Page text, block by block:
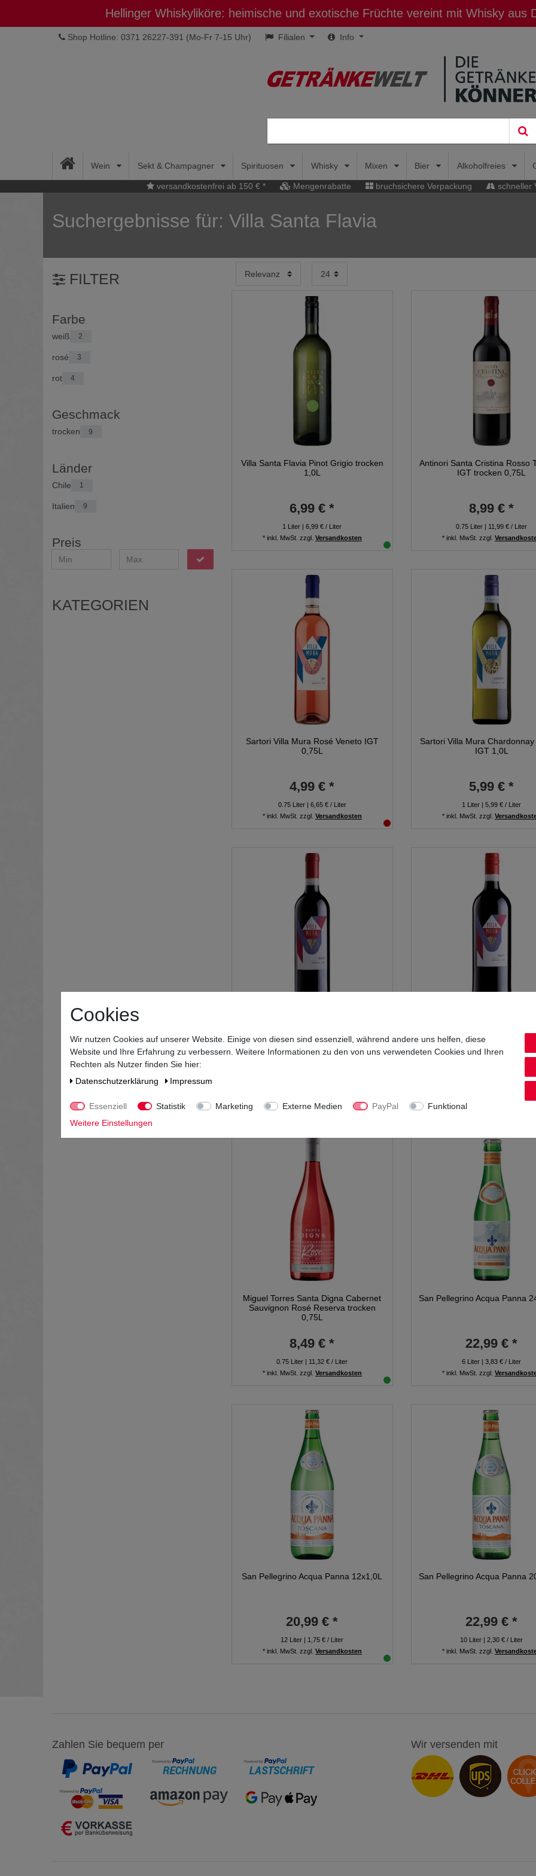
Hellinger Whiskyliköre: heimische und exotische Früchte vereint mit Whisky aus
Shop Hotline: 0371 26227-391 (Mo-Fr 7-15 Uhr) Filialen Info
Wein Sekt & Champagner Spirituosen Whisky Mixen Bier Alkoholfreies
versandkostenfrei ab 150 € * Mengenrabatte bruchsichere Verpackung schneller
Suchergebnisse für: Villa Santa Flavia
FILTER
Farbe
weiß 2
rosé 3
rot 4
Geschmack
trocken 9
Länder
Chile 1
Italien 9
Preis
KATEGORIEN
Villa Santa Flavia Pinot Grigio trocken
1,0L
6,99 € *
1 Liter | 6,99 € / Liter
* inkl. MwSt. zzgl. Versandkosten
Antinori Santa Cristina Rosso
IGT trocken 0,75L
8,99 € *
0.75 Liter | 11,99 € / Liter
* inkl. MwSt. zzgl.
Sartori Villa Mura Rosé Veneto IGT
0,75L
4,99 € *
0.75Liter| 6,65 € / Liter
* inkl. MwSt. zzgl. Versandkosten
Sartori Villa Mura Chardonnay
IGT 1,0L
5,99 € *
1 Liter | 5,99 € / Liter
* inkl. MwSt. zzgl.
Miguel Torres Santa Digna Cabernet
Sauvignon Rosé Reserva trocken
0,75L
8,49 € *
0.75 Liter | 11,32 € / Liter
* inkl. MwSt. zzgl. Versandkosten
San Pellegrino Acqua Panna
22,99 € *
6 Liter | 3,83 € / Liter
* inkl. MwSt. zzgl.
San Pellegrino Acqua Panna 12x1,0L
20,99 € *
12 Liter | 1,75 € / Liter
* inkl. MwSt. zzgl. Versandkosten
San Pellegrino Acqua Panna
22,99 € *
10 Liter | 2,30 € / Liter
* inkl. MwSt. zzgl.
Zahlen Sie bequem per Wir versenden mit
Cookies
Wir nutzen Cookies auf unserer Website. Einige von diesen sind essenziell, während andere uns helfen, diese
Website und Ihre Erfahrung zu verbessern. Weitere Informationen zu den von uns verwendeten Cookies und Ihren
Rechten als Nutzer finden Sie hier:
Daten­schutz­erklärung
Impressum
Essenziell Statistik Marketing Externe Medien PayPal
Funktional
Weitere Einstellungen